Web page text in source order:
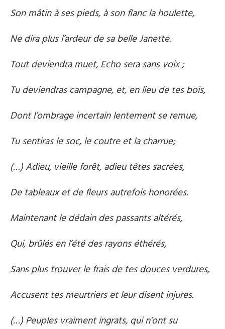
Son mâtin à ses pieds, à son flanc la houlette,
Ne dira plus l’ardeur de sa belle Janette.
Tout deviendra muet, Echo sera sans voix ;
Tu deviendras campagne, et, en lieu de tes bois,
Dont l’ombrage incertain lentement se remue,
Tu sentiras le soc, le coutre et la charrue;
(…) Adieu, vieille forêt, adieu têtes sacrées,
De tableaux et de fleurs autrefois honorées.
Maintenant le dédain des passants altérés,
Qui, brûlés en l’été des rayons éthérés,
Sans plus trouver le frais de tes douces verdures,
Accusent tes meurtriers et leur disent injures.
(…) Peuples vraiment ingrats, qui n’ont su